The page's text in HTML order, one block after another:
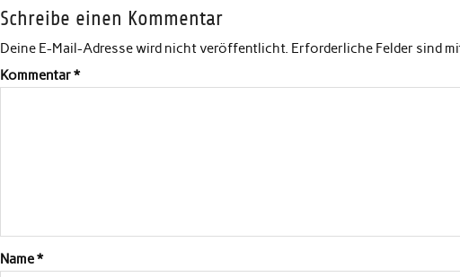
Schreibe einen Kommentar
Deine E-Mail-Adresse wird nicht veröffentlicht. Erforderliche Felder sind
Kommentar*
Name*